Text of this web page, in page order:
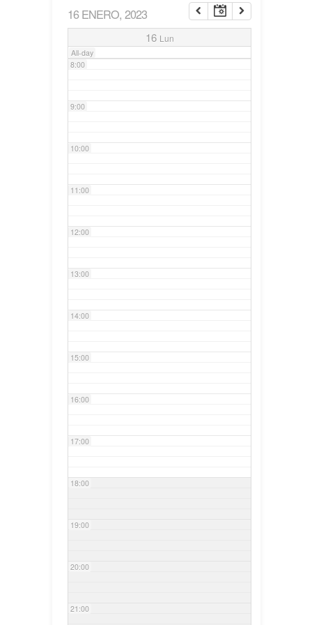
16 ENERO, 2023
16 Lun
All-day
7:00
8:00
9:00
10:00
11:00
12:00
13:00
14:00
15:00
16:00
17:00
18:00
19:00
20:00
21:00